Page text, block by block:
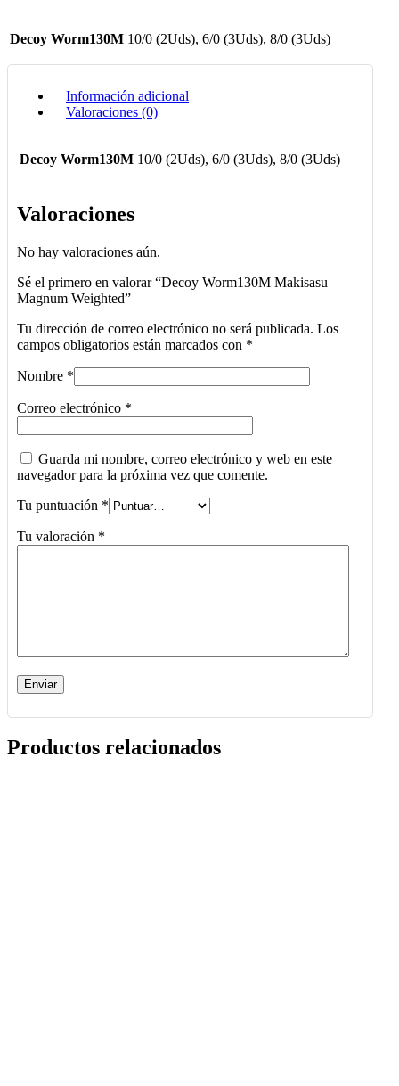
Decoy Worm130M 10/0 (2Uds), 6/0 (3Uds), 8/0 (3Uds)
Información adicional
Valoraciones (0)
Decoy Worm130M 10/0 (2Uds), 6/0 (3Uds), 8/0 (3Uds)
Valoraciones
No hay valoraciones aún.
Sé el primero en valorar “Decoy Worm130M Makisasu
Magnum Weighted”
Tu dirección de correo electrónico no será publicada. Los
campos obligatorios están marcados con *
Nombre *
Correo electrónico *
Guarda mi nombre, correo electrónico y web en este
navegador para la próxima vez que comente.
Tu puntuación *
Tu valoración *
Productos relacionados